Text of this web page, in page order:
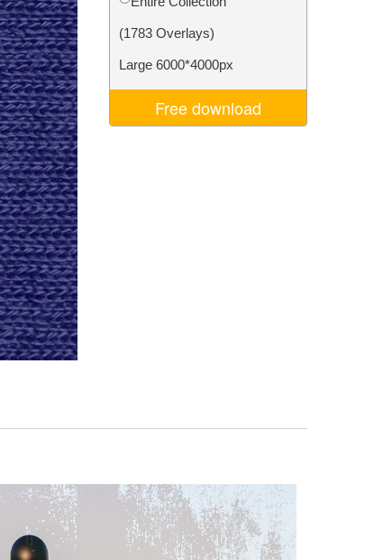
Video Editing Services
(1783 Overlays)
Large 6000*4000px
Free download